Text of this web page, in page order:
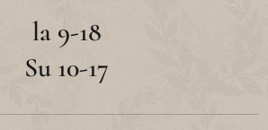
la 9-18
Su 10-17